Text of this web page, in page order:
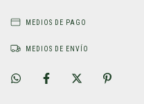
MEDIOS DE PAGO
MEDIOS DE ENVÍO